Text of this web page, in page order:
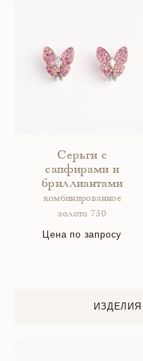
Серьги с
сапфирами и
бриллиантами
комбинированное
золото 750
Цена по запросу